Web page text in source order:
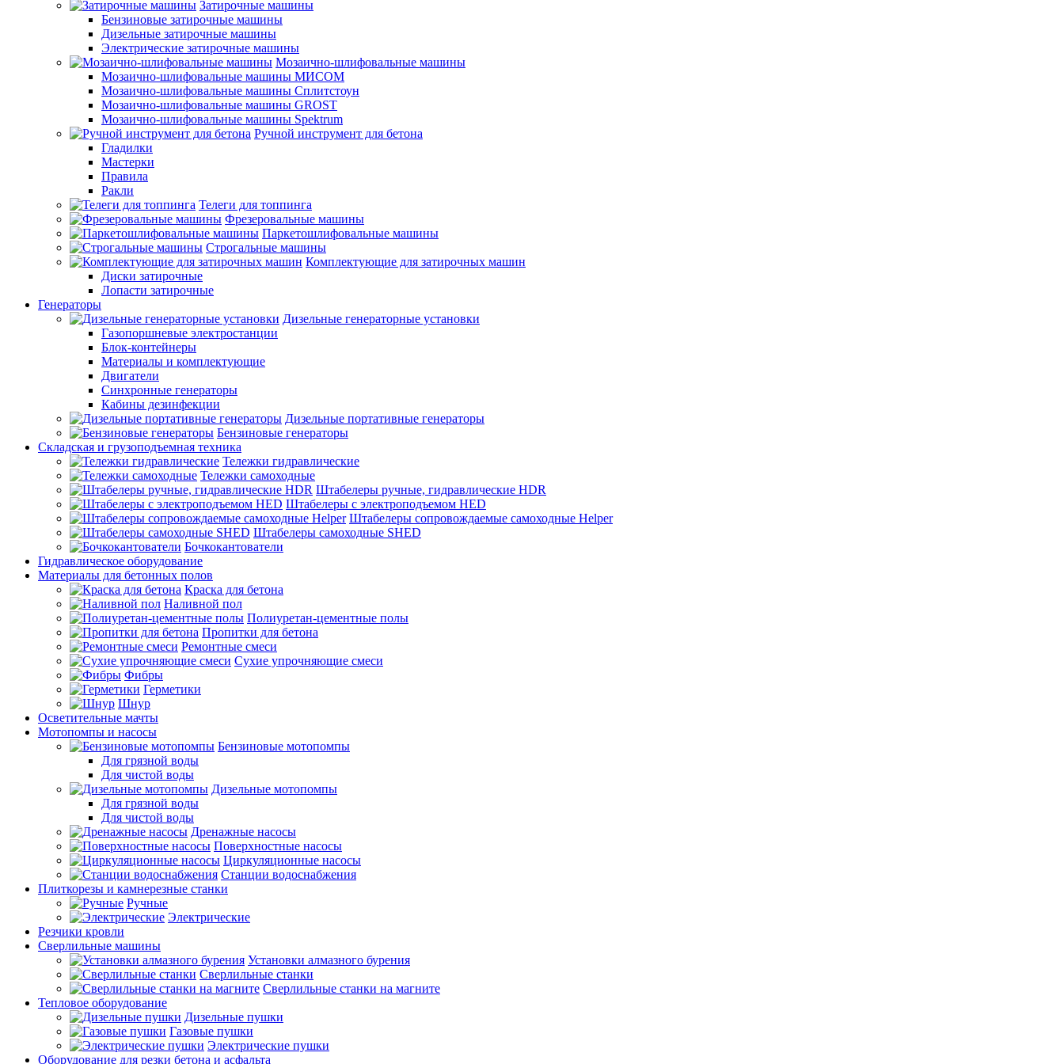
Затирочные машины
Бензиновые затирочные машины
Дизельные затирочные машины
Электрические затирочные машины
Мозаично-шлифовальные машины
Мозаично-шлифовальные машины МИСОМ
Мозаично-шлифовальные машины Сплитстоун
Мозаично-шлифовальные машины GROST
Мозаично-шлифовальные машины Spektrum
Ручной инструмент для бетона
Гладилки
Мастерки
Правила
Ракли
Телеги для топпинга
Фрезеровальные машины
Паркетошлифовальные машины
Строгальные машины
Комплектующие для затирочных машин
Диски затирочные
Лопасти затирочные
Генераторы
Дизельные генераторные установки
Газопоршневые электростанции
Блок-контейнеры
Материалы и комплектующие
Двигатели
Синхронные генераторы
Кабины дезинфекции
Дизельные портативные генераторы
Бензиновые генераторы
Складская и грузоподъемная техника
Тележки гидравлические
Тележки самоходные
Штабелеры ручные, гидравлические HDR
Штабелеры с электроподъемом HED
Штабелеры сопровождаемые самоходные Helper
Штабелеры самоходные SHED
Бочкокантователи
Гидравлическое оборудование
Материалы для бетонных полов
Краска для бетона
Наливной пол
Полиуретан-цементные полы
Пропитки для бетона
Ремонтные смеси
Сухие упрочняющие смеси
Фибры
Герметики
Шнур
Осветительные мачты
Мотопомпы и насосы
Бензиновые мотопомпы
Для грязной воды
Для чистой воды
Дизельные мотопомпы
Для грязной воды
Для чистой воды
Дренажные насосы
Поверхностные насосы
Циркуляционные насосы
Станции водоснабжения
Плиткорезы и камнерезные станки
Ручные
Электрические
Резчики кровли
Сверлильные машины
Установки алмазного бурения
Сверлильные станки
Сверлильные станки на магните
Тепловое оборудование
Дизельные пушки
Газовые пушки
Электрические пушки
Оборудование для резки бетона и асфальта